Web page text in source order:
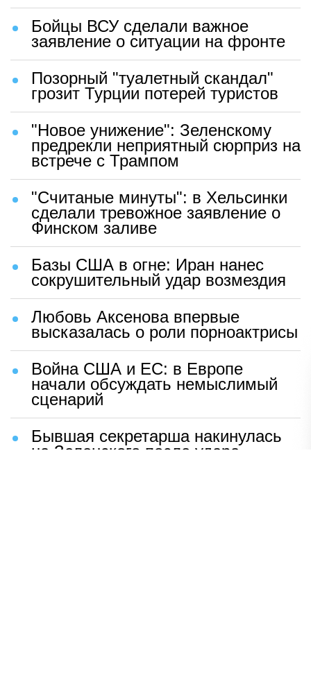
Бойцы ВСУ сделали важное
заявление о ситуации на фронте
Позорный "туалетный скандал"
грозит Турции потерей туристов
"Новое унижение": Зеленскому
предрекли неприятный сюрприз на
встрече с Трампом
"Считаные минуты": в Хельсинки
сделали тревожное заявление о
Финском заливе
Базы США в огне: Иран нанес
сокрушительный удар возмездия
Любовь Аксенова впервые
высказалась о роли порноактрисы
Война США и ЕС: в Европе
начали обсуждать немыслимый
сценарий
Бывшая секретарша накинулась
на Зеленского после удара